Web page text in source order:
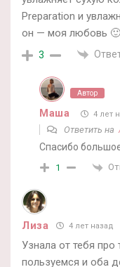
Preparation и
он — моя любовь 🙂
3
Автор
Маша 4 лет
Ответить на
Спасибо
1
Лиза 4 лет назад
Узнала от тебя
пользуемся и оба